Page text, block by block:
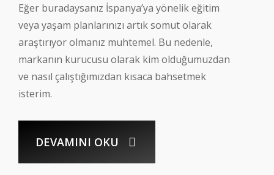
Eğer buradaysanız İspanya’ya yönelik eğitim
veya yaşam planlarınızı artık somut olarak
araştırıyor olmanız muhtemel. Bu nedenle,
markanın kurucusu olarak kim olduğumuzdan
ve nasıl çalıştığımızdan kısaca bahsetmek
isterim.
DEVAMINI OKU